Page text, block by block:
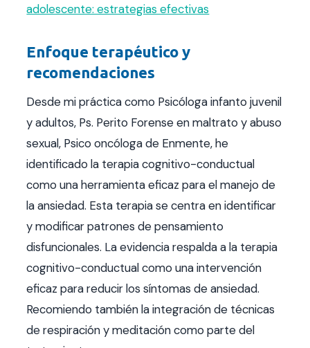
adolescente: estrategias efectivas
Enfoque terapéutico y
recomendaciones
Desde mi práctica como Psicóloga infanto juvenil
y adultos, Ps. Perito Forense en maltrato y abuso
sexual, Psico oncóloga de Enmente, he
identificado la terapia cognitivo-conductual
como una herramienta eficaz para el manejo de
la ansiedad. Esta terapia se centra en identificar
y modificar patrones de pensamiento
disfuncionales. La evidencia respalda a la terapia
cognitivo-conductual como una intervención
eficaz para reducir los síntomas de ansiedad.
Recomiendo también la integración de técnicas
de respiración y meditación como parte del